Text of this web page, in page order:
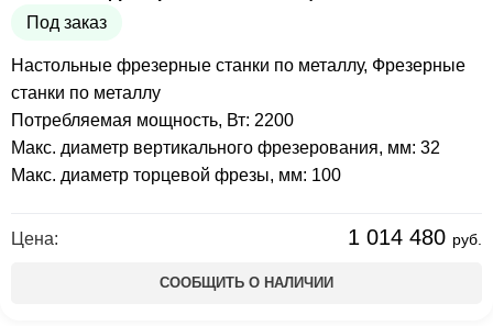
Под заказ
Настольные фрезерные станки по металлу, Фрезерные
станки по металлу
Цена: 1 014 480 руб.
Потребляемая мощность, Вт: 2200
Макс. диаметр вертикального фрезерования, мм: 32
Макс. диаметр торцевой фрезы, мм: 100
СООБЩИТЬ О НАЛИЧИИ